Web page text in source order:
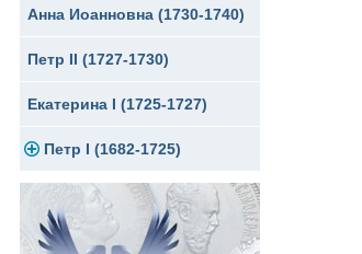
Сибирские монеты
Для Молдавии и Валахии
Таврические монеты
Серебро
Медь
Для Пруссии
Ливонезы
Альбертусталер
Анна Иоанновна (1730-1740)
Петр II (1727-1730)
Екатерина I (1725-1727)
Петр I (1682-1725)
Золото
Серебро